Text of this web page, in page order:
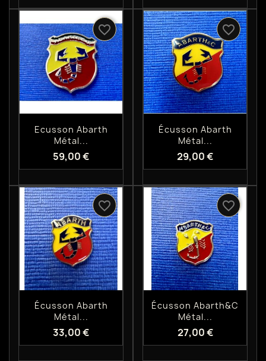
Aperçu rapide
Ecusson Abarth
Métal...
59,00 €
favorite_border
Aperçu rapide
Écusson Abarth
Métal...
29,00 €
favorite_border
Aperçu rapide
Écusson Abarth
Métal...
33,00 €
favorite_border
Aperçu rapide
Écusson Abarth&c
Métal...
27,00 €
favorite_border